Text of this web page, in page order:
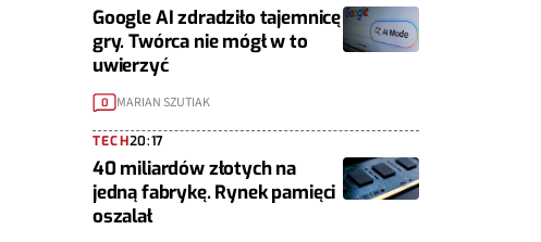
Google AI zdradziło tajemnicę
gry. Twórca nie mógł w to
uwierzyć
0 MARIAN SZUTIAK
TECH20:17
40 miliardów złotych na
jedną fabrykę. Rynek pamięci
oszalał